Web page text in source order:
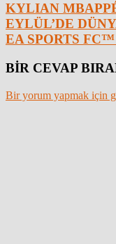
KYLIAN
EYLÜL’DE
EA SPORTS
BİR CEVAP
Bir yorum yapmak için